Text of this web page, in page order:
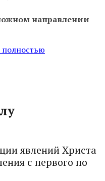
направлении
полностью
явлений Христа
с первого по